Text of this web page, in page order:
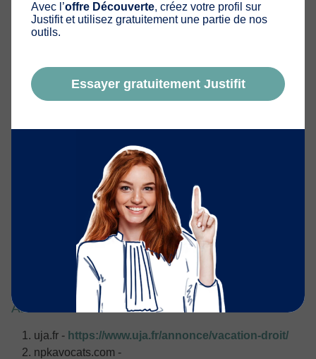
Conclusion
fonctionnement de la justice. Bien comprise, elle permet
d’optimiser son activité tout en participant au service
La vacation est une mission ponctuelle encadrée
Elle ne correspond pas aux vacances judiciaires
Elle implique une disponibilité immédiate
Elle est souvent liée à l’aide juridictionnelle
Elle peut être stratégique pour développer son
expérience
Articles Sources
uja.fr - https://www.uja.fr/annonce/vacation-droit/
npkavocats.com -
Avec l’offre Découverte, créez votre profil sur
Justifit et utilisez gratuitement une partie de nos
outils.
Essayer gratuitement Justifit